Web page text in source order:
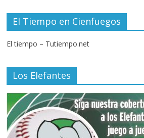
El Tiempo en Cienfuegos
El tiempo – Tutiempo.net
Los Elefantes